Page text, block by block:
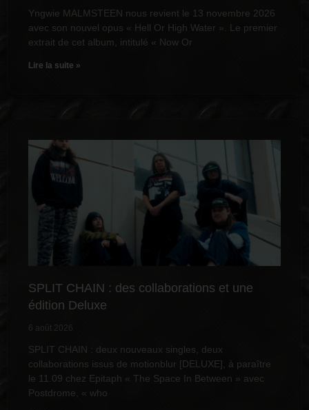
Yngwie MALMSTEEN nous revient le 13 novembre 2026
avec son nouvel opus « Hell Or High Water ». Le premier
extrait de cet album, intitulé « Now Or
Lire la suite »
SPLIT CHAIN : des collaborations et une
édition Deluxe
6 août 2026
SPLIT CHAIN : deux nouveaux singles, deux
collaborations issus de motionblur [DELUXE], à paraître
le 11.09 chez Epitaph « The Space In Between » avec
Postdrome, « who